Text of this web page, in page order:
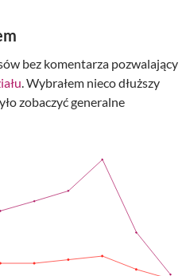
bez komentarza pozwalający
. Wybrałem nieco dłuższy
zobaczyć generalne